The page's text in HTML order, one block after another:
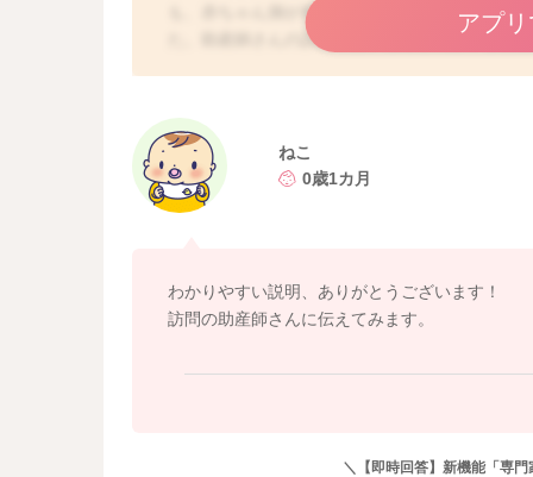
も、赤ちゃん側が何か授乳に対して気づきが
た。助産師さんの訪問では、ねこさんがいま
アプ
ねこ
0歳1カ月
わかりやすい説明、ありがとうございます！
訪問の助産師さんに伝えてみます。
＼【即時回答】新機能「専